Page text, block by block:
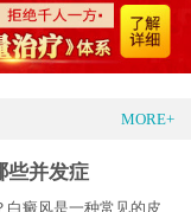
MORE+
些并发症
白癜风是一种常见的皮